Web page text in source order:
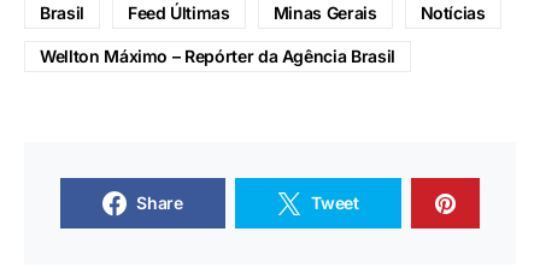
Brasil Feed Últimas Minas Gerais Notícias
Wellton Máximo – Repórter da Agência Brasil
Share Tweet